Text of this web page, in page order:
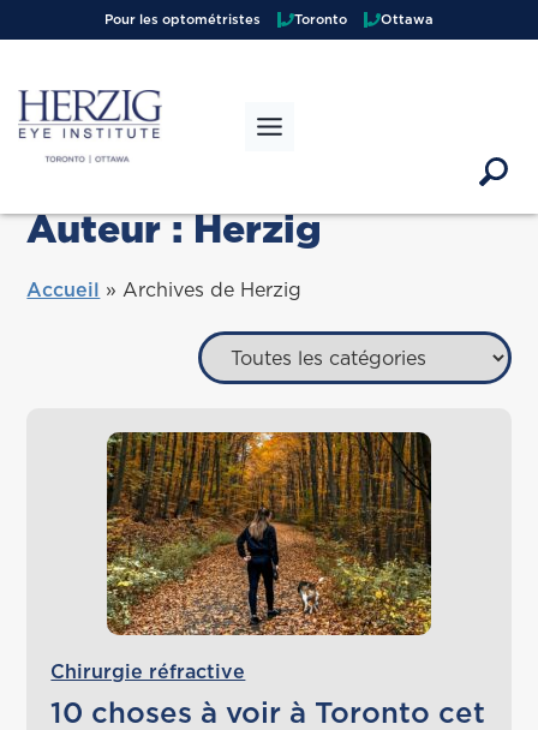
Pour les optométristes Toronto Ottawa
Auteur :Herzig
Accueil » Archives de Herzig
Chirurgie réfractive
10 choses à voir à Toronto cet